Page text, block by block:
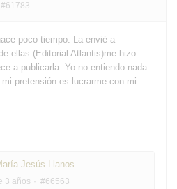
#61783
poco tiempo. La envié a
ellas (Editorial Atlantis)me hizo
a publicarla. Yo no entiendo nada
pretensión es lucrarme con mi...
Jesús Llanos
3 años #66563